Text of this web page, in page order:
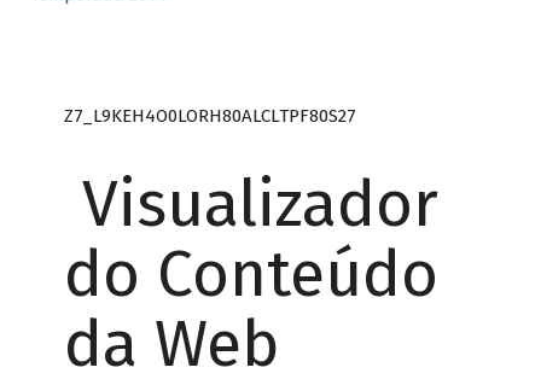
Z7_L9KEH4O0LORH80ALCLTPF80S27
Visualizador
do Conteúdo
da Web